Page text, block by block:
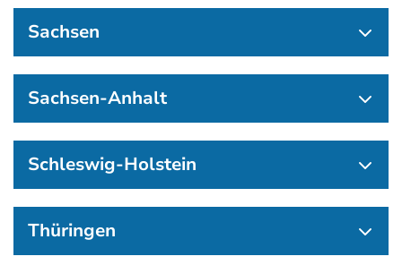
Sachsen
Sachsen-Anhalt
Schleswig-Holstein
Thüringen